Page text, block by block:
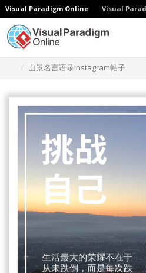
Visual Paradigm Online Visual
山景名言语录Instagram帖子